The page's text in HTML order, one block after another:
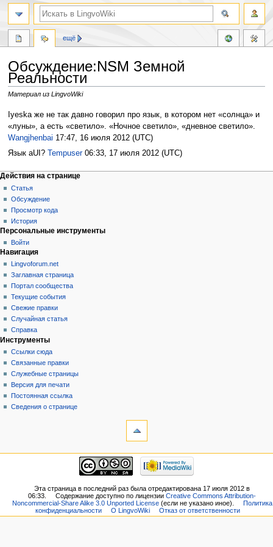
Обсуждение:NSM Земной
Реальности
Материал из LingvoWiki
Перейти
к
навигации
Перейти
к
поиску
Iyeska же не так давно говорил про язык, в котором нет «солнца» и
«луны», а есть «светило». «Ночное светило», «дневное светило».
Wangjhenbai 17:47, 16 июля 2012 (UTC)
Язык aUI?
Tempuser06:33, 17 июля 2012 (UTC)
Действия на странице
Статья
Обсуждение
Просмотр кода
История
ещё
Персональные инструменты
Войти
Навигация
Lingvoforum.net
Заглавная страница
Портал сообщества
Текущие события
Свежие правки
Случайная статья
Справка
Инструменты
Ссылки сюда
Связанные правки
Служебные страницы
Версия для печати
Постоянная ссылка
Сведения о странице
Эта страница в последний раз была отредактирована 17 июля 2012 в
06:33.
Содержание доступно по лицензииCreative Commons Attribution-
Noncommercial-Share Alike 3.0 Unported License(если не указано иное).
Политика
конфиденциальности
О LingvoWiki Отказ от ответственности